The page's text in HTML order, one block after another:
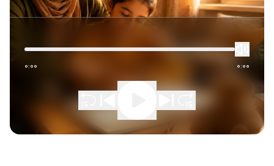
0:00 0:00